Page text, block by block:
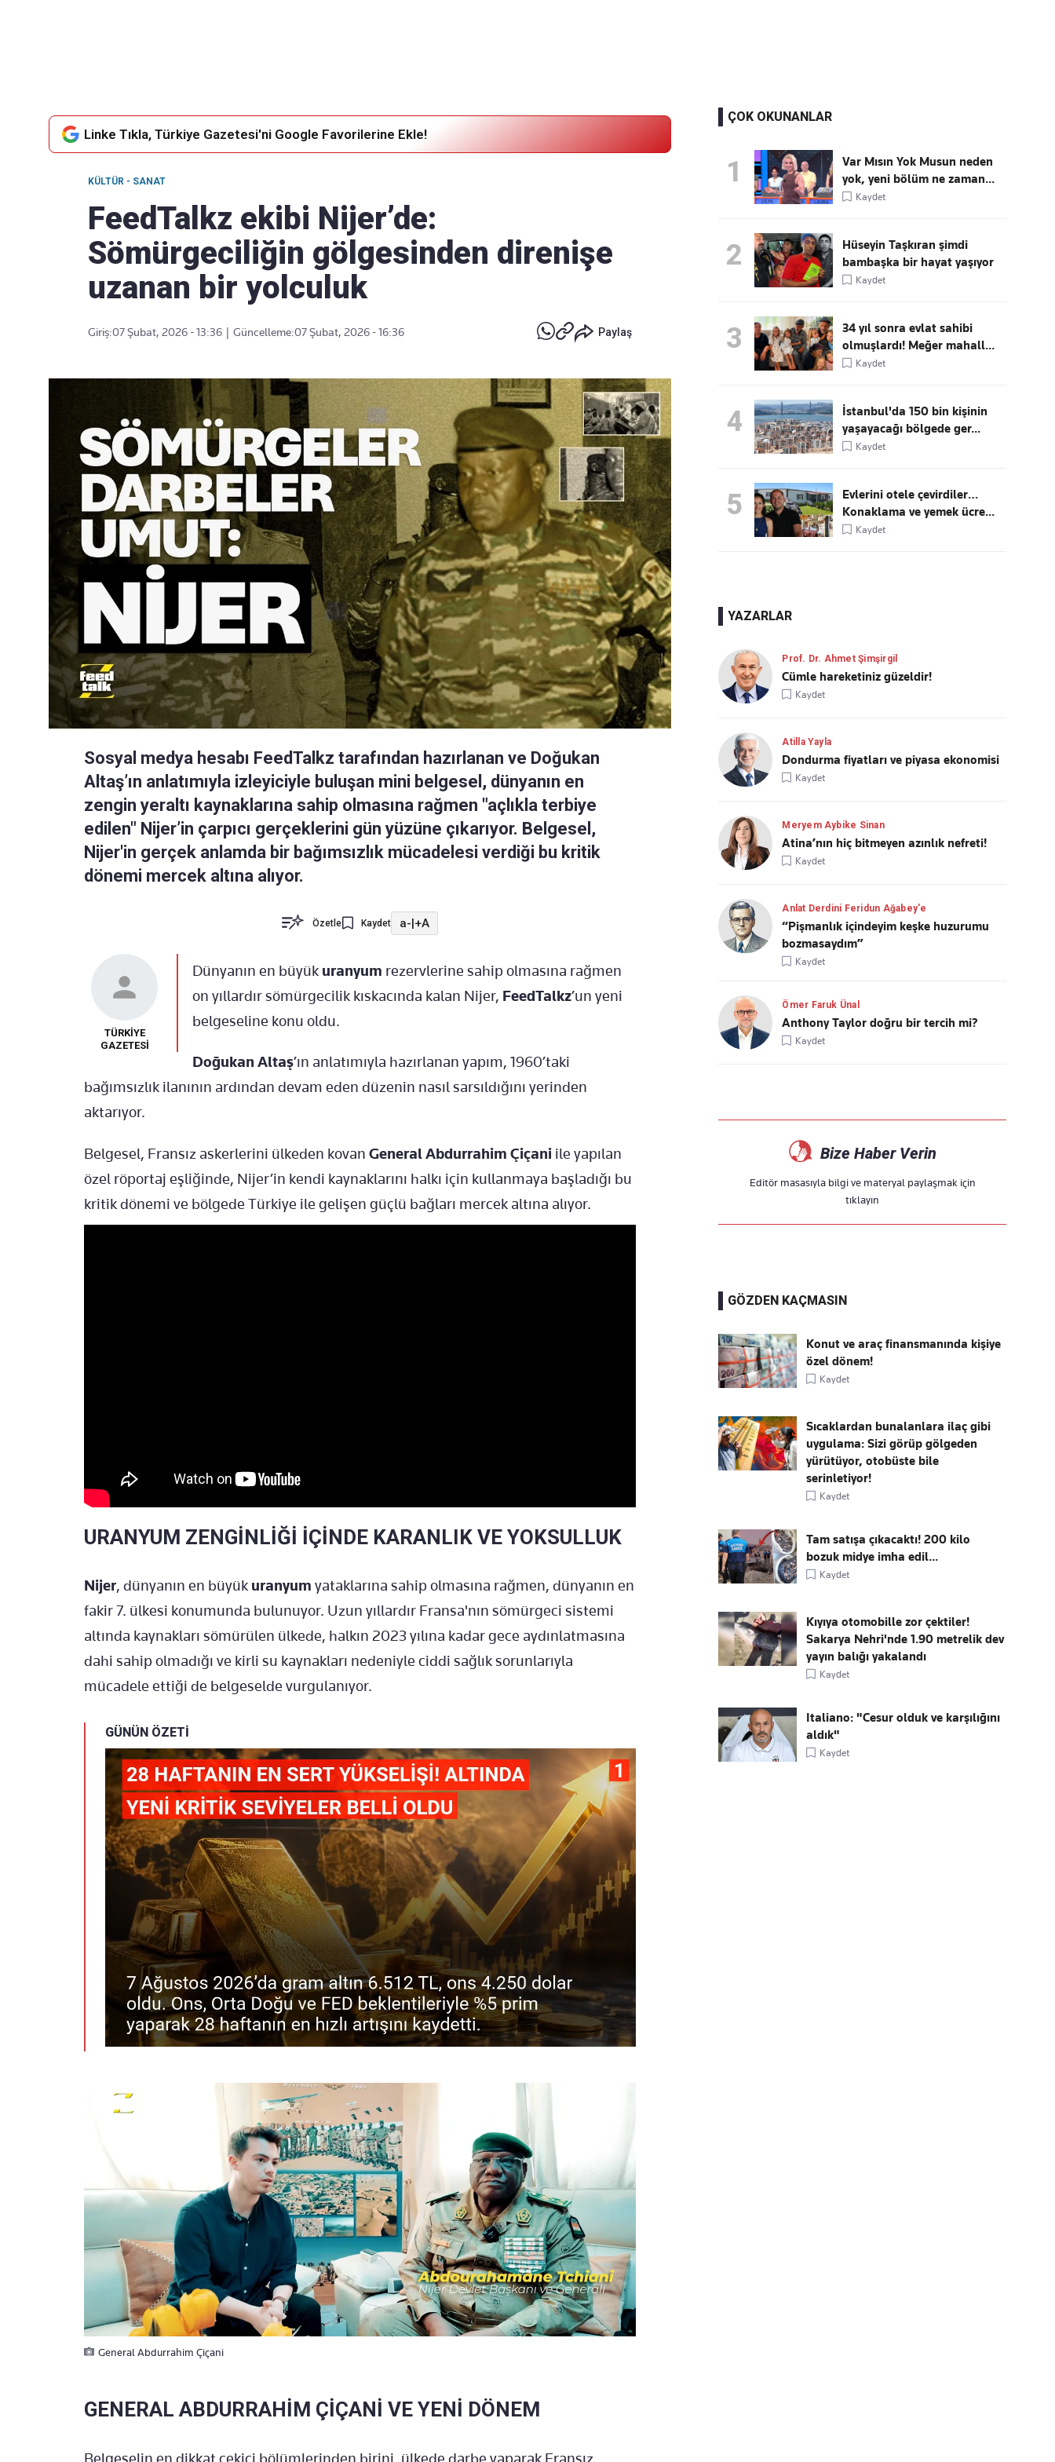
Linke Tıkla, Türkiye Gazetesi'ni Google Favorilerine Ekle!
KÜLTÜR - SANAT
FeedTalkz ekibi Nijer’de:
Sömürgeciliğin gölgesinden direnişe
uzanan bir yolculuk
Giriş:07 Şubat, 2026 - 13:36 Güncelleme:07 Şubat, 2026 - 16:36 Paylaş
Sosyal medya hesabı FeedTalkz tarafından hazırlanan ve Doğukan
Altaş’ın anlatımıyla izleyiciyle buluşan mini belgesel, dünyanın en
zengin yeraltı kaynaklarına sahip olmasına rağmen "açlıkla terbiye
edilen" Nijer’in çarpıcı gerçeklerini gün yüzüne çıkarıyor. Belgesel,
Nijer'in gerçek anlamda bir bağımsızlık mücadelesi verdiği bu kritik
dönemi mercek altına alıyor.
Özetle Kaydet a-|+A
TÜRKİYE
GAZETESİ
Dünyanın en büyük uranyum rezervlerine sahip olmasına rağmen
on yıllardır sömürgecilik kıskacında kalan Nijer, FeedTalkz’un yeni
belgeseline konu oldu.
Doğukan Altaş’ın anlatımıyla hazırlanan yapım, 1960’taki
bağımsızlık ilanının ardından devam eden düzenin nasıl sarsıldığını yerinden
aktarıyor.
Belgesel, Fransız askerlerini ülkeden kovan General Abdurrahim Çiçani ile yapılan
özel röportaj eşliğinde, Nijer’in kendi kaynaklarını halkı için kullanmaya başladığı bu
kritik dönemi ve bölgede Türkiye ile gelişen güçlü bağları mercek altına alıyor.
URANYUM ZENGİNLİĞİ İÇİNDE KARANLIK VE YOKSULLUK
Nijer, dünyanın en büyük uranyum yataklarına sahip olmasına rağmen, dünyanın en
fakir 7. ülkesi konumunda bulunuyor. Uzun yıllardır Fransa'nın sömürgeci sistemi
altında kaynakları sömürülen ülkede, halkın 2023 yılına kadar gece aydınlatmasına
dahi sahip olmadığı ve kirli su kaynakları nedeniyle ciddi sağlık sorunlarıyla
mücadele ettiği de belgeselde vurgulanıyor.
GÜNÜN ÖZETİ
General Abdurrahim Çiçani
GENERAL ABDURRAHİM ÇİÇANİ VE YENİ DÖNEM
ÇOK OKUNANLAR
1
Var Mısın Yok Musun neden
yok, yeni bölüm ne zaman...
Kaydet
2
Hüseyin Taşkıran şimdi
bambaşka bir hayat yaşıyor
Kaydet
3
34 yıl sonra evlat sahibi
olmuşlardı! Meğer mahall...
Kaydet
4
İstanbul'da 150 bin kişinin
yaşayacağı bölgede ger...
Kaydet
5
Evlerini otele çevirdiler…
Konaklama ve yemek ücre...
Kaydet
YAZARLAR
Prof. Dr. Ahmet Şimşirgil
Cümle hareketiniz güzeldir!
Kaydet
Atilla Yayla
Dondurma fiyatları ve piyasa ekonomisi
Kaydet
Meryem Aybike Sinan
Atina’nın hiç bitmeyen azınlık nefreti!
Kaydet
Anlat Derdini Feridun Ağabey'e
“Pişmanlık içindeyim keşke huzurumu
bozmasaydım”
Kaydet
Ömer Faruk Ünal
Anthony Taylor doğru bir tercih mi?
Kaydet
Bize Haber Verin
Editör masasıyla bilgi ve materyal paylaşmak için
tıklayın
GÖZDEN KAÇMASIN
Konut ve araç finansmanında kişiye
özel dönem!
Kaydet
Sıcaklardan bunalanlara ilaç gibi
uygulama: Sizi görüp gölgeden
yürütüyor, otobüste bile
serinletiyor!
Kaydet
Tam satışa çıkacaktı! 200 kilo
bozuk midye imha edil...
Kaydet
Kıyıya otomobille zor çektiler!
Sakarya Nehri'nde 1.90 metrelik dev
yayın balığı yakalandı
Kaydet
Italiano: "Cesur olduk ve karşılığını
aldık"
Kaydet